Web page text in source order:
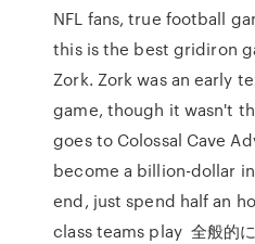
NFL fans, true football
this is the best gridiron
Zork. Zork was an early
game, though it wasn't
goes to Colossal Cave
become a billion-dollar
end, just spend half an
class teams play 全般的